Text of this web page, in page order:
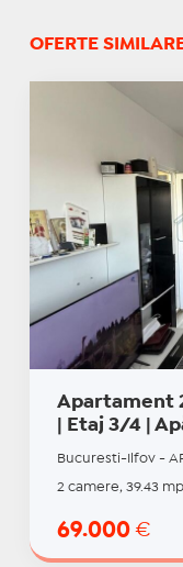
OFERTE
Apartament
| Etaj 3/4 |
Bucuresti-Ilfov -
2 camere, 39.43
69.000 €